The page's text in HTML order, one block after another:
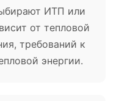
ИТП или
от тепловой
требований к
энергии.